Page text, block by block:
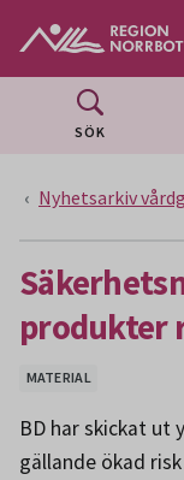
SÖK
Nyhetsarkiv
produkter
MATERIAL
BD har skickat
gällande ökad